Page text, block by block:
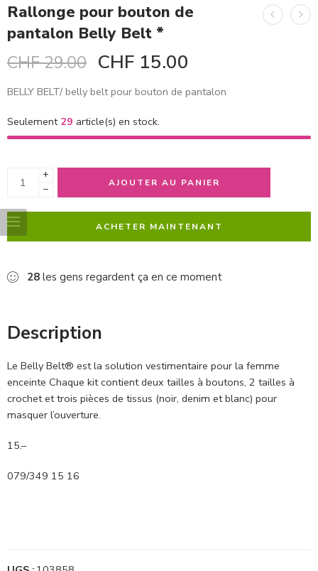
Rallonge pour bouton de
pantalon Belly Belt *
CHF29.00 CHF 15.00
BELLY BELT/ belly belt pour bouton de pantalon
Seulement 29 article(s) en stock.
+
−
AJOUTER AU PANIER
ACHETER MAINTENANT
28 les gens regardent ça en ce moment
Description
Le Belly Belt® est la solution vestimentaire pour la femme
enceinte Chaque kit contient deux tailles à boutons, 2 tailles à
crochet et trois pièces de tissus (noir, denim et blanc) pour
masquer l’ouverture.
15.–
079/349 15 16